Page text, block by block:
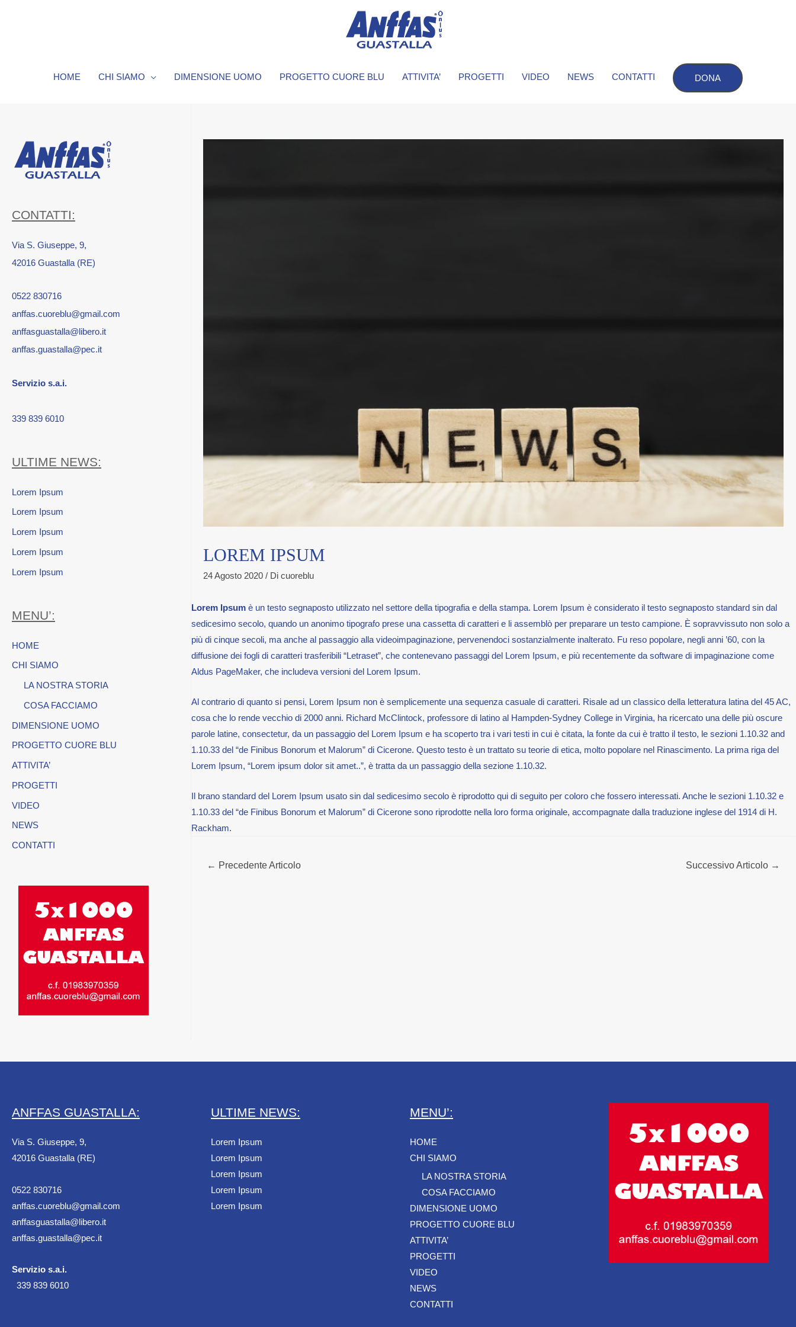
HOME CHI SIAMO DIMENSIONE UOMO PROGETTO CUORE BLU ATTIVITA’ PROGETTI VIDEO NEWS CONTATTI DONA
CONTATTI:
Via S. Giuseppe, 9,
42016 Guastalla (RE)
0522 830716
anffas.cuoreblu@gmail.com
anffasguastalla@libero.it
anffas.guastalla@pec.it
Servizio s.a.i.
339 839 6010
ULTIME NEWS:
Lorem Ipsum
Lorem Ipsum
Lorem Ipsum
Lorem Ipsum
Lorem Ipsum
MENU’:
HOME
CHI SIAMO
LA NOSTRA STORIA
COSA FACCIAMO
DIMENSIONE UOMO
PROGETTO CUORE BLU
ATTIVITA’
PROGETTI
VIDEO
NEWS
CONTATTI
LOREM IPSUM
24 Agosto 2020/ Di cuoreblu
Lorem Ipsumè un testo segnaposto utilizzato nel settore della tipografia e della stampa. Lorem Ipsum è considerato il testo segnaposto standard sin dal
sedicesimo secolo, quando un anonimo tipografo prese una cassetta di caratteri e li assemblò per preparare un testo campione. È sopravvissuto non solo a
più di cinque secoli, ma anche al passaggio alla videoimpaginazione, pervenendoci sostanzialmente inalterato. Fu reso popolare, negli anni ’60, con la
diffusione dei fogli di caratteri trasferibili “Letraset”, che contenevano passaggi del Lorem Ipsum, e più recentemente da software di impaginazione come
Aldus PageMaker, che includeva versioni del Lorem Ipsum.
Al contrario di quanto si pensi, Lorem Ipsum non è semplicemente una sequenza casuale di caratteri. Risale ad un classico della letteratura latina del 45 AC,
cosa che lo rende vecchio di 2000 anni. Richard McClintock, professore di latino al Hampden-Sydney College in Virginia, ha ricercato una delle più oscure
parole latine, consectetur, da un passaggio del Lorem Ipsum e ha scoperto tra i vari testi in cui è citata, la fonte da cui è tratto il testo, le sezioni 1.10.32 and
1.10.33 del “de Finibus Bonorum et Malorum” di Cicerone. Questo testo è un trattato su teorie di etica, molto popolare nel Rinascimento. La prima riga del
Lorem Ipsum, “Lorem ipsum dolor sit amet..”, è tratta da un passaggio della sezione 1.10.32.
Il brano standard del Lorem Ipsum usato sin dal sedicesimo secolo è riprodotto qui di seguito per coloro che fossero interessati. Anche le sezioni 1.10.32 e
1.10.33 del “de Finibus Bonorum et Malorum” di Cicerone sono riprodotte nella loro forma originale, accompagnate dalla traduzione inglese del 1914 di H.
Rackham.
NAVIGAZIONE
← Precedente Articolo Successivo Articolo →
ANFFAS GUASTALLA:
Via S. Giuseppe, 9,
42016 Guastalla (RE)
0522 830716
anffas.cuoreblu@gmail.com
anffasguastalla@libero.it
anffas.guastalla@pec.it
Servizio s.a.i.
339 839 6010
ULTIME NEWS:
Lorem Ipsum
Lorem Ipsum
Lorem Ipsum
Lorem Ipsum
Lorem Ipsum
MENU’:
HOME
CHI SIAMO
LA NOSTRA STORIA
COSA FACCIAMO
DIMENSIONE UOMO
PROGETTO CUORE BLU
ATTIVITA’
PROGETTI
VIDEO
NEWS
CONTATTI